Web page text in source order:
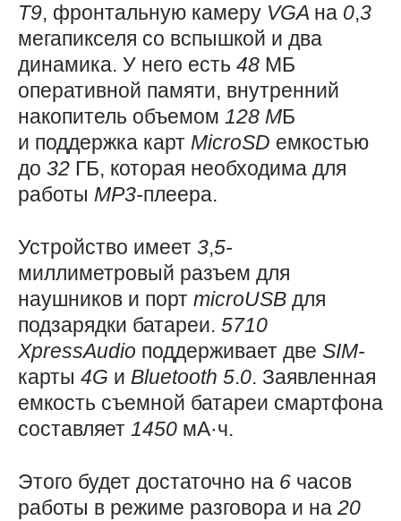
T9, фронтальную камеру VGA на 0,3
мегапикселя со вспышкой и два
динамика. У него есть 48 МБ
оперативной памяти, внутренний
накопитель объемом 128 MБ
и поддержка карт MicroSD емкостью
до 32 ГБ, которая необходима для
работы MP3-плеера.
Устройство имеет 3,5-
миллиметровый разъем для
наушников и порт microUSB для
подзарядки батареи. 5710
XpressAudio поддерживает две SIM-
карты 4G и Bluetooth 5.0. Заявленная
емкость съемной батареи смартфона
составляет 1450 мА·ч.
Этого будет достаточно на 6 часов
работы в режиме разговора и на 20